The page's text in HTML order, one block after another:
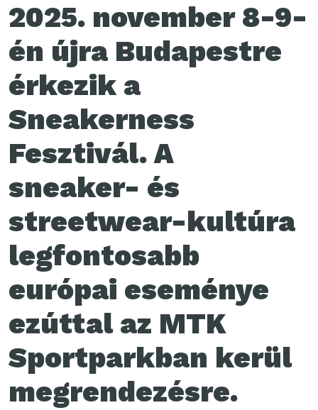
2025. november 8-9-
én újra Budapestre
érkezik a
Sneakerness
Fesztivál. A
sneaker- és
streetwear-kultúra
legfontosabb
európai eseménye
ezúttal az MTK
Sportparkban kerül
megrendezésre.